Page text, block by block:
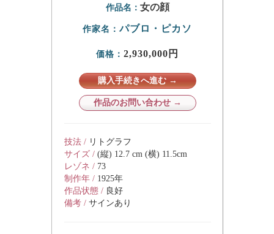
作品名： 女の顔
作家名：パブロ・ピカソ
価格： 2,930,000円
購入手続きへ進む →
作品のお問い合わせ →
技法 / リトグラフ
サイズ / (縦) 12.7 cm (横) 11.5cm
レゾネ / 73
制作年 / 1925年
作品状態 / 良好
備考 / サインあり